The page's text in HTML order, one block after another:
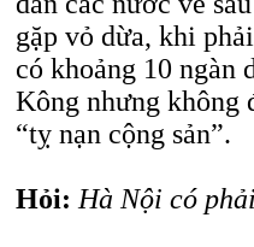
gặp vỏ dừa, khi
có khoảng 10 ngàn
Kông nhưng không
“tỵ nạn cộng sản”.
Hỏi: Hà Nội có